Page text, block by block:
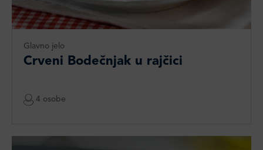
Glavno jelo
Crveni Bodečnjak u rajčici
4 osobe